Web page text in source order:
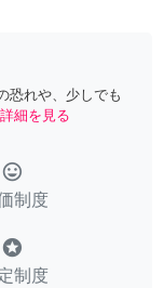
恐れや、少しでも
詳細を見る
tag_faces
制度
stars
制度